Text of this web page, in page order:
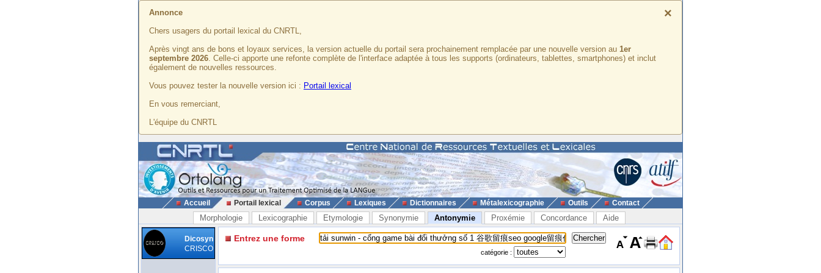
×
Annonce
Chers usagers du portail lexical du CNRTL,
Après vingt ans de bons et loyaux services, la version actuelle du portail sera prochainement remplacée par une nouvelle version au 1er
septembre 2026. Celle-ci apporte une refonte complète de l'interface adaptée à tous les supports (ordinateurs, tablettes, smartphones) et inclut
également de nouvelles ressources.
Vous pouvez tester la nouvelle version ici : Portail lexical
En vous remerciant,
L'équipe du CNRTL
Accueil Portail lexical Corpus Lexiques Dictionnaires Métalexicographie Outils Contact
Morphologie Lexicographie Etymologie Synonymie Antonymie Proxémie Concordance Aide
Dicosyn
CRISCO
Entrez une forme
catégorie :